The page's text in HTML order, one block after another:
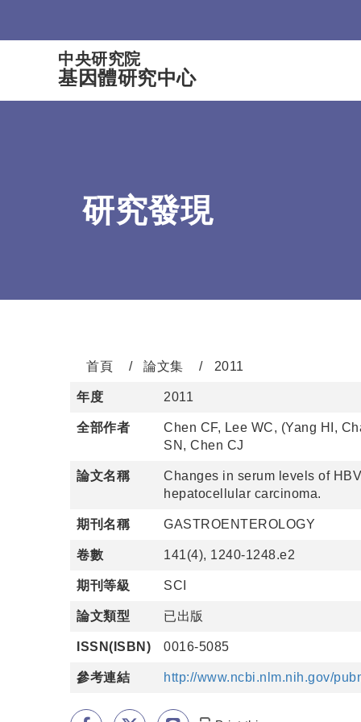
中央研究院
基因體研究中心
研究發現
首頁 論文集 2011
年度 2011
全部作者
Chen CF, Lee WC, (Yang HI,
SN, Chen CJ
論文名稱
Changes in serum levels of
hepatocellular carcinoma.
期刊名稱 GASTROENTEROLOGY
卷數 141(4), 1240-1248.e2
期刊等級 SCI
論文類型 已出版
ISSN(ISBN) 0016-5085
參考連結 http://www.ncbi.nlm.nih.gov/